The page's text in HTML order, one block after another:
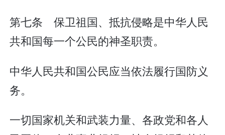
第七条 保卫祖国、抵抗侵略是中华人民
共和国每一个公民的神圣职责。
中华人民共和国公民应当依法履行国防义
务。
一切国家机关和武装力量、各政党和各人